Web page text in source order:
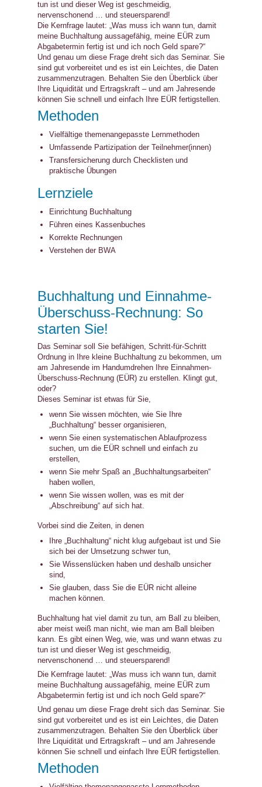
tun ist und dieser Weg ist geschmeidig,
nervenschonend … und steuersparend!
Die Kernfrage lautet: „Was muss ich wann tun, damit
meine Buchhaltung aussagefähig, meine EÜR zum
Abgabetermin fertig ist und ich noch Geld spare?“
Und genau um diese Frage dreht sich das Seminar. Sie
sind gut vorbereitet und es ist ein Leichtes, die Daten
zusammenzutragen. Behalten Sie den Überblick über
Ihre Liquidität und Ertragskraft – und am Jahresende
können Sie schnell und einfach Ihre EÜR fertigstellen.
Methoden
Vielfältige themenangepasste Lernmethoden
Umfassende Partizipation der Teilnehmer(innen)
Transfersicherung durch Checklisten und
praktische Übungen
Lernziele
Einrichtung Buchhaltung
Führen eines Kassenbuches
Korrekte Rechnungen
Verstehen der BWA
Buchhaltung und Einnahme-
Überschuss-Rechnung: So
starten Sie!
Das Seminar soll Sie befähigen, Schritt-für-Schritt
Ordnung in Ihre kleine Buchhaltung zu bekommen, um
am Jahresende im Handumdrehen Ihre Einnahmen-
Überschuss-Rechnung (EÜR) zu erstellen. Klingt gut,
oder?
Dieses Seminar ist etwas für Sie,
wenn Sie wissen möchten, wie Sie Ihre
„Buchhaltung“ besser organisieren,
wenn Sie einen systematischen Ablaufprozess
suchen, um die EÜR schnell und einfach zu
erstellen,
wenn Sie mehr Spaß an „Buchhaltungsarbeiten“
haben wollen,
wenn Sie wissen wollen, was es mit der
„Abschreibung“ auf sich hat.
Vorbei sind die Zeiten, in denen
Ihre „Buchhaltung“ nicht klug aufgebaut ist und Sie
sich bei der Umsetzung schwer tun,
Sie Wissenslücken haben und deshalb unsicher
sind,
Sie glauben, dass Sie die EÜR nicht alleine
machen können.
Buchhaltung hat viel damit zu tun, am Ball zu bleiben,
aber meist weiß man nicht, wie man am Ball bleiben
kann. Es gibt einen Weg, wie, was und wann etwas zu
tun ist und dieser Weg ist geschmeidig,
nervenschonend … und steuersparend!
Die Kernfrage lautet: „Was muss ich wann tun, damit
meine Buchhaltung aussagefähig, meine EÜR zum
Abgabetermin fertig ist und ich noch Geld spare?“
Und genau um diese Frage dreht sich das Seminar. Sie
sind gut vorbereitet und es ist ein Leichtes, die Daten
zusammenzutragen. Behalten Sie den Überblick über
Ihre Liquidität und Ertragskraft – und am Jahresende
können Sie schnell und einfach Ihre EÜR fertigstellen.
Methoden